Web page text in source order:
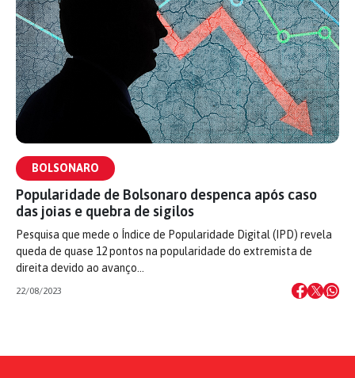
BOLSONARO
Popularidade de Bolsonaro despenca após caso
das joias e quebra de sigilos
Pesquisa que mede o Índice de Popularidade Digital (IPD) revela
queda de quase 12 pontos na popularidade do extremista de
direita devido ao avanço…
22/08/2023